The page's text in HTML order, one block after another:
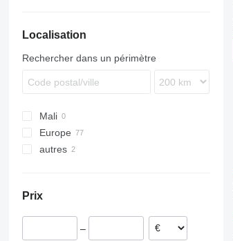
Econic
Localisation
Rechercher dans un périmètre
Mali
Europe
Pologne
Estonie
Allemagne
autres
Prix
–